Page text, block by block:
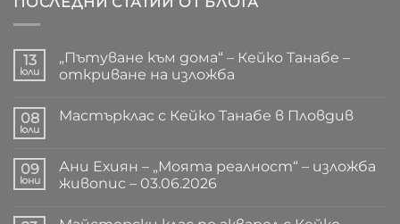
13
юли
„Пътуване към дома“ – Кейко Танабе –
откриване на изложба
за
„Пътуване
Кейко
Танабе
на
08
юли
Мастърклас с Кейко Танабе в Пловдив
Мастърклас
с
Кейко
09
юни
Ани Ехиян – „Моята реалност“ – изложба
живопис – 03.06.2026